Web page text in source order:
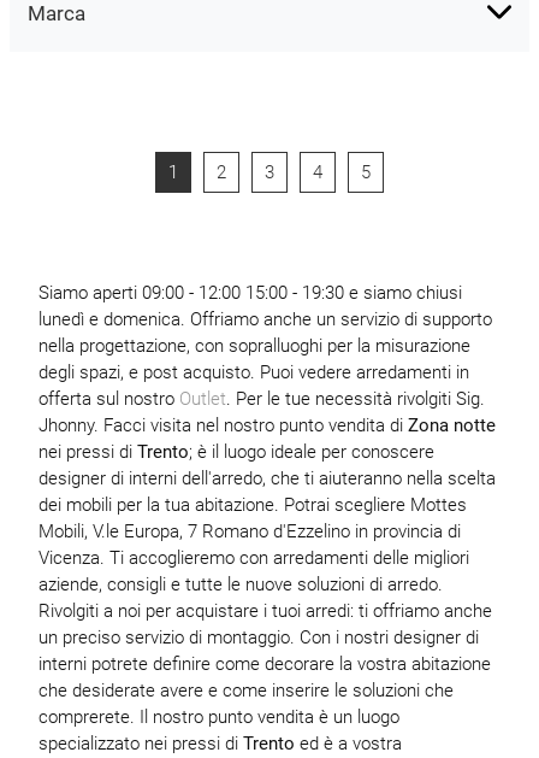
Marca
1 2 3 4 5
Siamo aperti 09:00 - 12:00 15:00 - 19:30 e siamo chiusi
lunedì e domenica. Offriamo anche un servizio di supporto
nella progettazione, con sopralluoghi per la misurazione
degli spazi, e post acquisto. Puoi vedere arredamenti in
offerta sul nostro Outlet. Per le tue necessità rivolgiti Sig.
Jhonny. Facci visita nel nostro punto vendita di Zona notte
nei pressi di Trento; è il luogo ideale per conoscere
designer di interni dell'arredo, che ti aiuteranno nella scelta
dei mobili per la tua abitazione. Potrai scegliere Mottes
Mobili, V.le Europa, 7 Romano d'Ezzelino in provincia di
Vicenza. Ti accoglieremo con arredamenti delle migliori
aziende, consigli e tutte le nuove soluzioni di arredo.
Rivolgiti a noi per acquistare i tuoi arredi: ti offriamo anche
un preciso servizio di montaggio. Con i nostri designer di
interni potrete definire come decorare la vostra abitazione
che desiderate avere e come inserire le soluzioni che
comprerete. Il nostro punto vendita è un luogo
specializzato nei pressi di Trento ed è a vostra